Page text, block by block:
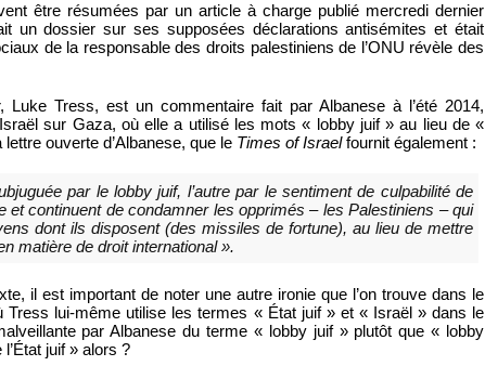
être résumées par un article à charge publié mercredi dernier
un dossier sur ses supposées déclarations antisémites et était
de la responsable des droits palestiniens de l’ONU révèle des
Luke Tress, est un commentaire fait par Albanese à l’été 2014,
sur Gaza, où elle a utilisé les mots « lobby juif » au lieu de «
ouverte d’Albanese, que le Times of Israelfournit également :
par le lobby juif, l’autre par le sentiment de culpabilité de
et continuent de condamner les opprimés – les Palestiniens – qui
dont ils disposent (des missiles de fortune), au lieu de mettre
matière de droit international ».
il est important de noter une autre ironie que l’on trouve dans le
Tress lui-même utilise les termes « État juif » et « Israël » dans le
par Albanese du terme « lobby juif » plutôt que « lobby
juif » alors ?